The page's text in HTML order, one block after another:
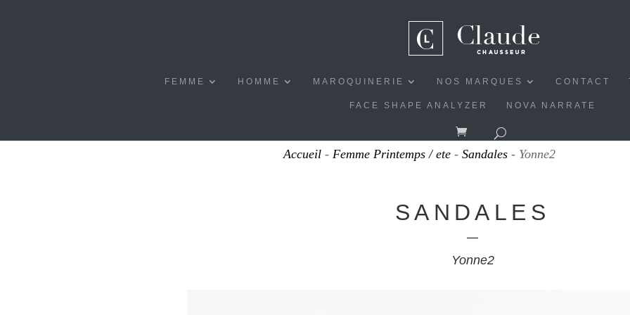
FEMME HOMME MAROQUINERIE NOS MARQUES CONTACT
FACE SHAPE ANALYZER NOVA NARRATE
Accueil - Femme Printemps / ete -Sandales - Yonne2
SANDALES
Yonne2